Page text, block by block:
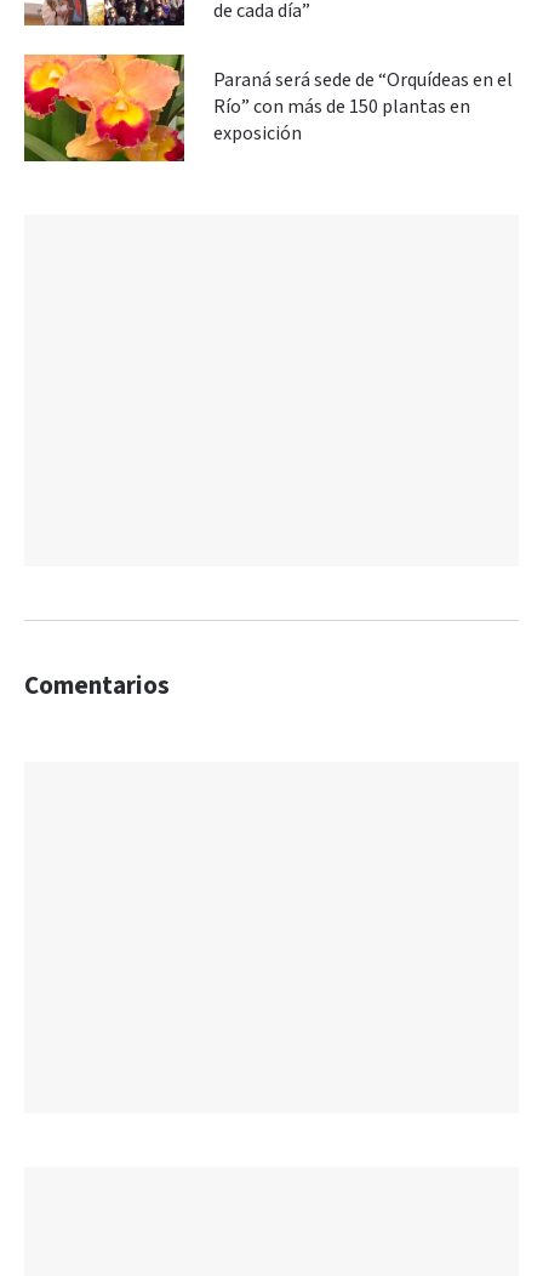
de cada día”
Paraná será sede de “Orquídeas en el
Río” con más de 150 plantas en
exposición
Comentarios